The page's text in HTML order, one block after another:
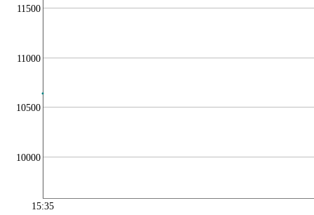
10000
10500
11000
11500
15:35